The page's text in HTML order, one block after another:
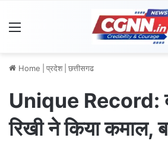
Home प्रदेश छत्तीसगढ
Unique Record:
रिखी ने किया कमाल,